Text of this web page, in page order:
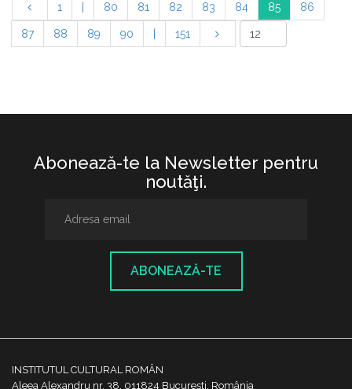
1 80 81 82 83 84 85 86
87 88 89 90 151
Abonează-te la Newsletter pentru
noutăţi.
ABONEAZĂ-TE
INSTITUTUL CULTURAL ROMÂN
Aleea Alexandru nr. 38, 011824 București, România